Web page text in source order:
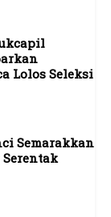
Lolos Seleksi
Semarakkan